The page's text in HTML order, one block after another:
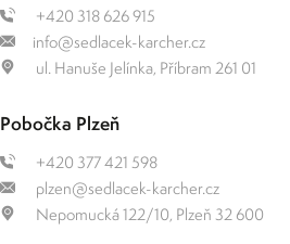
+420 318 626 915
info@sedlacek-karcher.cz
ul. Hanuše Jelínka, Příbram 261 01
Pobočka Plzeň
+420 377 421 598
plzen@sedlacek-karcher.cz
Nepomucká 122/10, Plzeň 32 600